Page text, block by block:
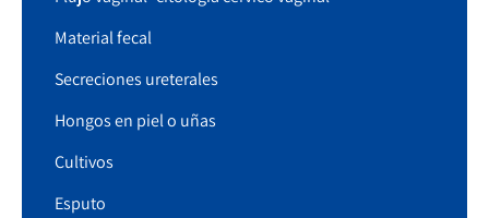
Material fecal
Secreciones ureterales
Hongos en piel o uñas
Cultivos
Esputo